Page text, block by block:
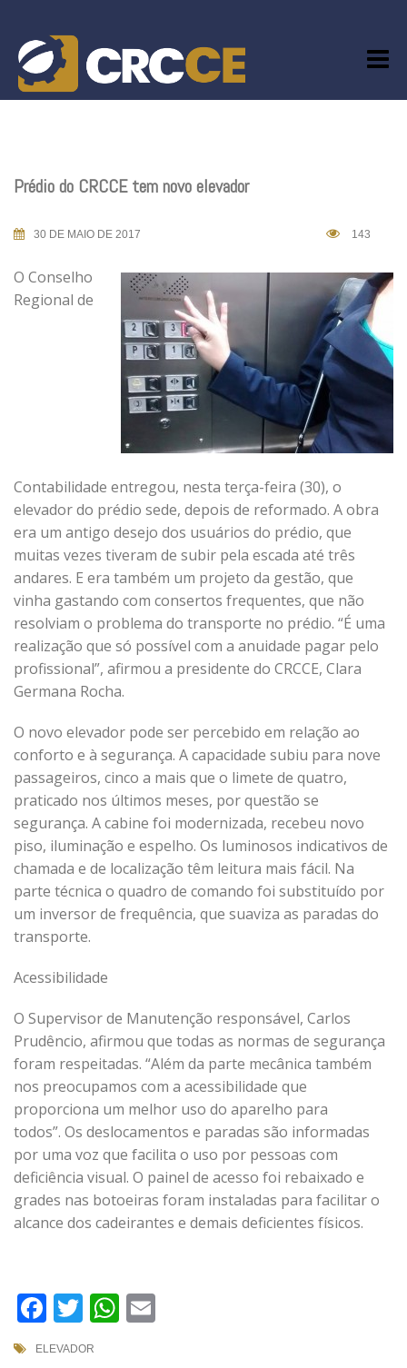
content
Prédio do CRCCE tem novo elevador
30 DE MAIO DE 2017 143
O Conselho
Regional de
Contabilidade entregou, nesta terça-feira (30), o
elevador do prédio sede, depois de reformado. A obra
era um antigo desejo dos usuários do prédio, que
muitas vezes tiveram de subir pela escada até três
andares. E era também um projeto da gestão, que
vinha gastando com consertos frequentes, que não
resolviam o problema do transporte no prédio. “É uma
realização que só possível com a anuidade pagar pelo
profissional”, afirmou a presidente do CRCCE, Clara
Germana Rocha.
O novo elevador pode ser percebido em relação ao
conforto e à segurança. A capacidade subiu para nove
passageiros, cinco a mais que o limete de quatro,
praticado nos últimos meses, por questão se
segurança. A cabine foi modernizada, recebeu novo
piso, iluminação e espelho. Os luminosos indicativos de
chamada e de localização têm leitura mais fácil. Na
parte técnica o quadro de comando foi substituído por
um inversor de frequência, que suaviza as paradas do
transporte.
Acessibilidade
O Supervisor de Manutenção responsável, Carlos
Prudêncio, afirmou que todas as normas de segurança
foram respeitadas. “Além da parte mecânica também
nos preocupamos com a acessibilidade que
proporciona um melhor uso do aparelho para
todos”. Os deslocamentos e paradas são informadas
por uma voz que facilita o uso por pessoas com
deficiência visual. O painel de acesso foi rebaixado e
grades nas botoeiras foram instaladas para facilitar o
alcance dos cadeirantes e demais deficientes físicos.
Facebook
TwitterWhatsApp
ELEVADOR